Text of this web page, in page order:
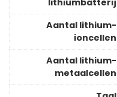
Aantal lithium-
ioncellen
Aantal lithium-
metaalcellen